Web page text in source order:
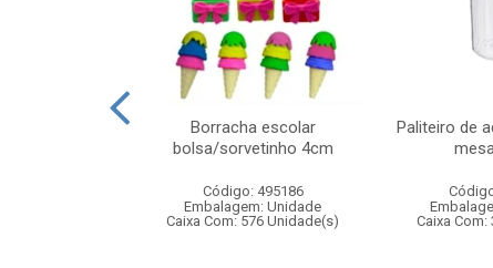
Borracha escolar
bolsa/sorvetinho 4cm
Código: 495186
Embalagem: Unidade
Caixa Com: 576 Unidade(s)
Paliteiro de
Caixa